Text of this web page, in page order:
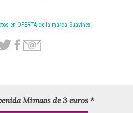
en OFERTA de la marca Suavinex
Mimaos de 3 euros *